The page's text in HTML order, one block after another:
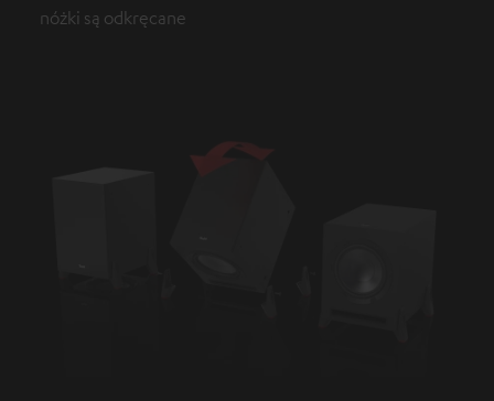
nóżki są odkręcane